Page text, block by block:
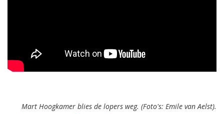
Mart Hoogkamer blies de lopers weg. (Foto's: Emile van Aelst).